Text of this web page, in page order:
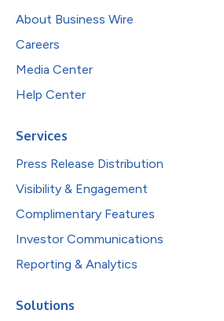
About Business Wire
Careers
Media Center
Help Center
Services
Press Release Distribution
Visibility & Engagement
Complimentary Features
Investor Communications
Reporting & Analytics
Solutions